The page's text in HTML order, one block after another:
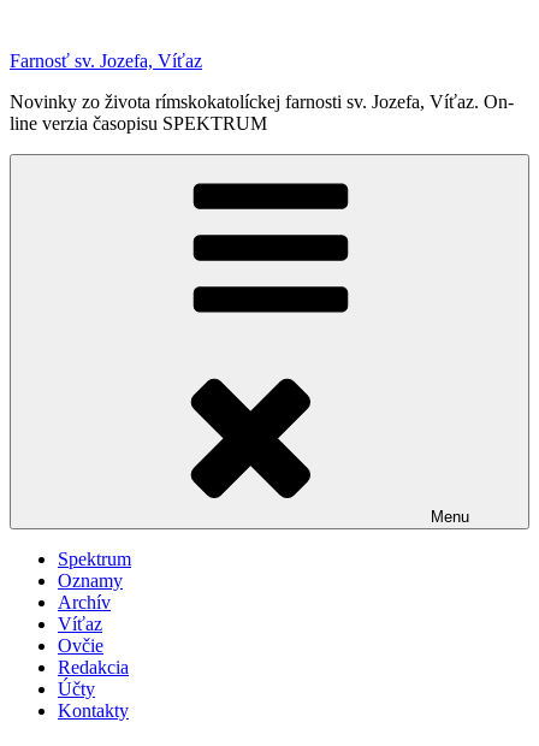
obsah
Farnosť sv. Jozefa, Víťaz
Novinky zo života rímskokatolíckej farnosti sv. Jozefa, Víťaz. On-
line verzia časopisu SPEKTRUM
Menu
Spektrum
Oznamy
Archív
Víťaz
Ovčie
Redakcia
Účty
Kontakty